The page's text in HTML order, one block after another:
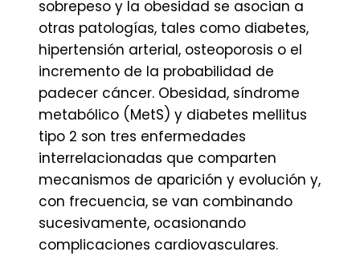
sobrepeso y la obesidad se asocian a
otras patologías, tales como diabetes,
hipertensión arterial, osteoporosis o el
incremento de la probabilidad de
padecer cáncer. Obesidad, síndrome
metabólico (MetS) y diabetes mellitus
tipo 2 son tres enfermedades
interrelacionadas que comparten
mecanismos de aparición y evolución y,
con frecuencia, se van combinando
sucesivamente, ocasionando
complicaciones cardiovasculares.